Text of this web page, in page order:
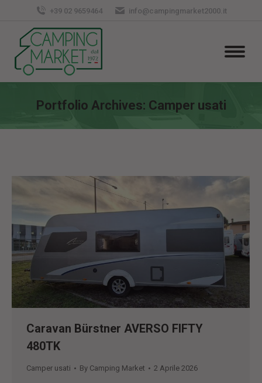
+39 02 9659464 info@campingmarket2000.it
Portfolio Archives: Camper usati
Caravan Bürstner AVERSO FIFTY
480TK
Camper usati By Camping Market 2 Aprile 2026